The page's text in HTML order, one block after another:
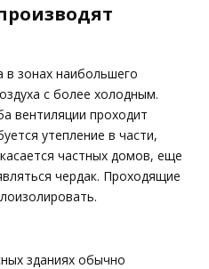
в зонах наибольшего
с более холодным.
вентиляции проходит
утепление в части,
частных домов, еще
чердак. Проходящие
зданиях обычно